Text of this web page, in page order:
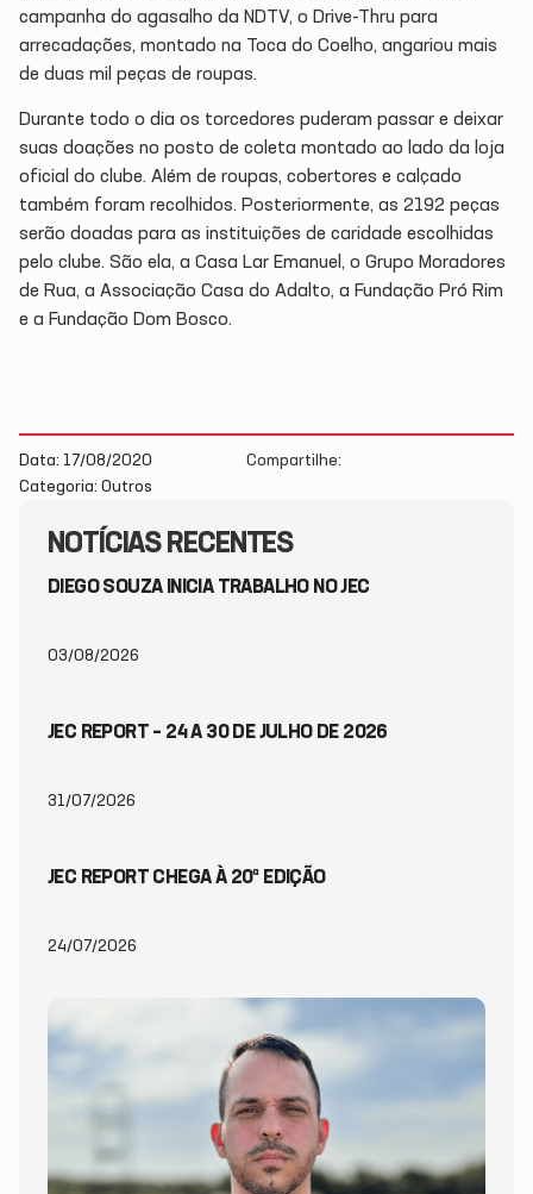
NOTÍCIAS RECENTES
DIEGO SOUZA INICIA TRABALHO NO JEC
03/08/2026
JEC REPORT – 24 A 30 DE JULHO DE 2026
31/07/2026
JEC REPORT CHEGA À 20ª EDIÇÃO
24/07/2026
campanha do agasalho da NDTV, o Drive-Thru para
arrecadações, montado na Toca do Coelho, angariou mais
de duas mil peças de roupas.
Durante todo o dia os torcedores puderam passar e deixar
suas doações no posto de coleta montado ao lado da loja
oficial do clube. Além de roupas, cobertores e calçado
também foram recolhidos. Posteriormente, as 2192 peças
serão doadas para as instituições de caridade escolhidas
pelo clube. São ela, a Casa Lar Emanuel, o Grupo Moradores
de Rua, a Associação Casa do Adalto, a Fundação Pró Rim
e a Fundação Dom Bosco.
Data: 17/08/2020
Categoria: Outros
Compartilhe: